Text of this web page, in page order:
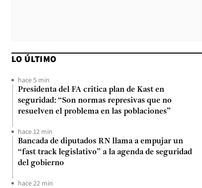
LO ÚLTIMO
hace 5 min
Presidenta del FA critica plan de Kast en
seguridad: “Son normas represivas que no
resuelven el problema en las poblaciones”
hace 12 min
Bancada de diputados RN llama a empujar un
“fast track legislativo” a la agenda de seguridad
del gobierno
hace 22 min